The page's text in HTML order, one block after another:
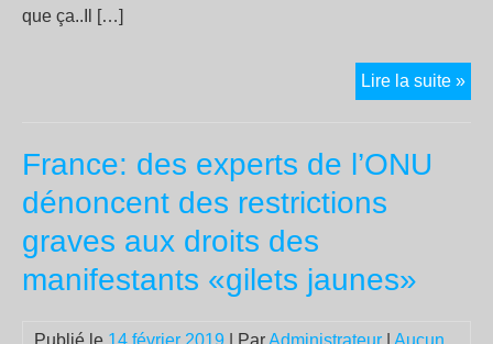
que ça..Il […]
Lire la suite »
France: des experts de l’ONU
dénoncent des restrictions
graves aux droits des
manifestants «gilets jaunes»
Publié le 14 février 2019 | Par Administrateur Aucun